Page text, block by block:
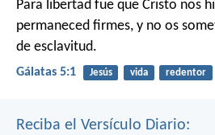
Para libertad fue que Cristo nos
permaneced firmes, y no os
de esclavitud.
Gálatas 5:1 Jesús vida redentor
Reciba el Versículo Diario: